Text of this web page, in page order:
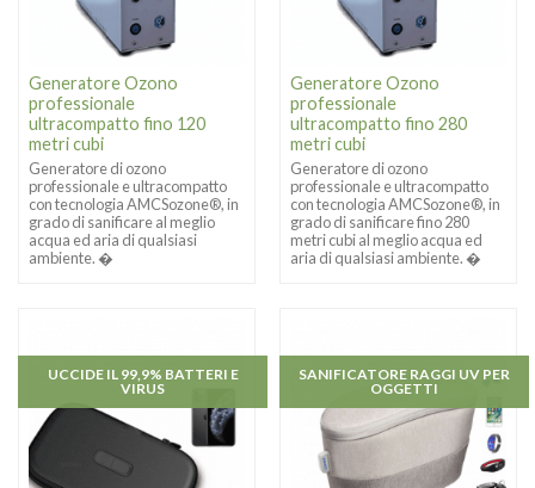
Generatore Ozono
professionale
ultracompatto fino 120
metri cubi
Generatore di ozono
professionale e ultracompatto
con tecnologia AMCSozone®, in
grado di sanificare al meglio
acqua ed aria di qualsiasi
ambiente. �
Generatore Ozono
professionale
ultracompatto fino 280
metri cubi
Generatore di ozono
professionale e ultracompatto
con tecnologia AMCSozone®, in
grado di sanificare fino 280
metri cubi al meglio acqua ed
aria di qualsiasi ambiente. �
UCCIDE IL 99,9% BATTERI E
VIRUS
SANIFICATORE RAGGI UV PER
OGGETTI